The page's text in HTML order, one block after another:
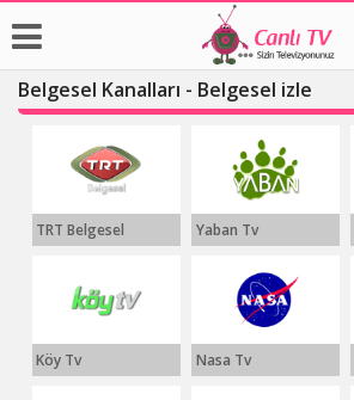
Belgesel Kanalları - Belgesel izle
TRT Belgesel Yaban Tv
Köy Tv Nasa Tv